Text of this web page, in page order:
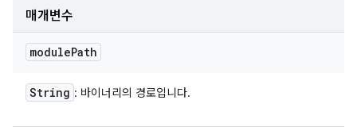
매개변수
modulePath
String : 바이너리의 경로입니다.